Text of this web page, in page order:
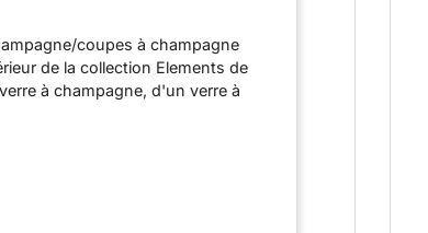
coupes à champagne
de la collection Elements de
à champagne, d'un verre à
et des accents à la vie
simples, intemporels et
occasion La peinture
des gobelets puis cuite au four, ce